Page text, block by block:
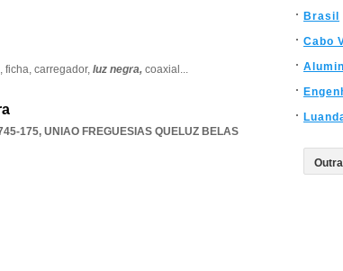
ficha, carregador, luz negra, coaxial ...
175, UNIAO FREGUESIAS QUELUZ BELAS
Brasil
Cabo